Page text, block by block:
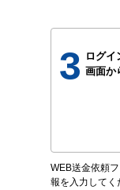
3 ログイ
画面か
WEB送金依頼
報を入力してく